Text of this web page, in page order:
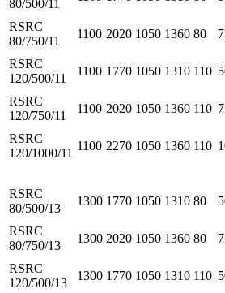
80/500/11
RSRC
80/750/11
1100 2020 1050 1360 80
RSRC
120/500/11
1100 1770 1050 1310 110
RSRC
120/750/11
1100 2020 1050 1360 110
RSRC
120/1000/11
1100 2270 1050 1360 110
RSRC
80/500/13
1300 1770 1050 1310 80
RSRC
80/750/13
1300 2020 1050 1360 80
RSRC
120/500/13
1300 1770 1050 1310 110